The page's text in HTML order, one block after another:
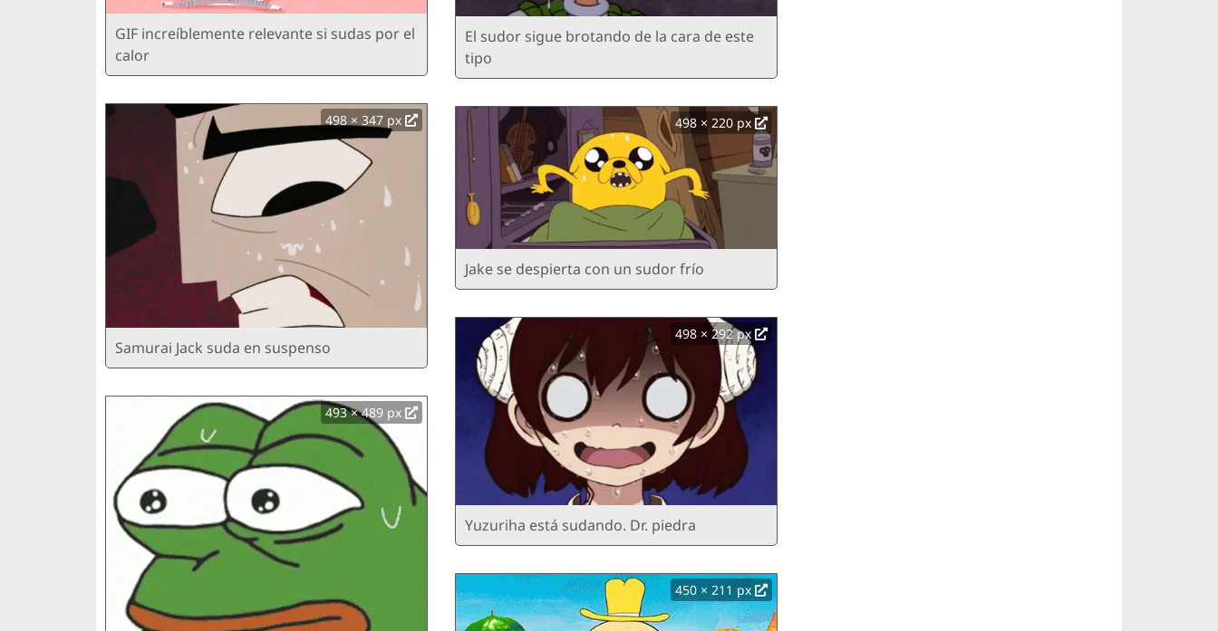
GIF increíblemente relevante si sudas por el
calor
498 × 347 px
Samurai Jack suda en suspenso
493 × 489 px
El sudor sigue brotando de la cara de este
tipo
498 × 220 px
Jake se despierta con un sudor frío
498 × 292 px
Yuzuriha está sudando. Dr. piedra
450 × 211 px